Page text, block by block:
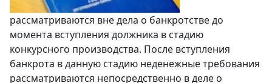
рассматриваются вне дела o банкротстве до
момента вступления должника в стадию
конкурсного производства. После вступления
банкрота в данную стадию неденежные требования
рассматриваются непосредственно в деле o